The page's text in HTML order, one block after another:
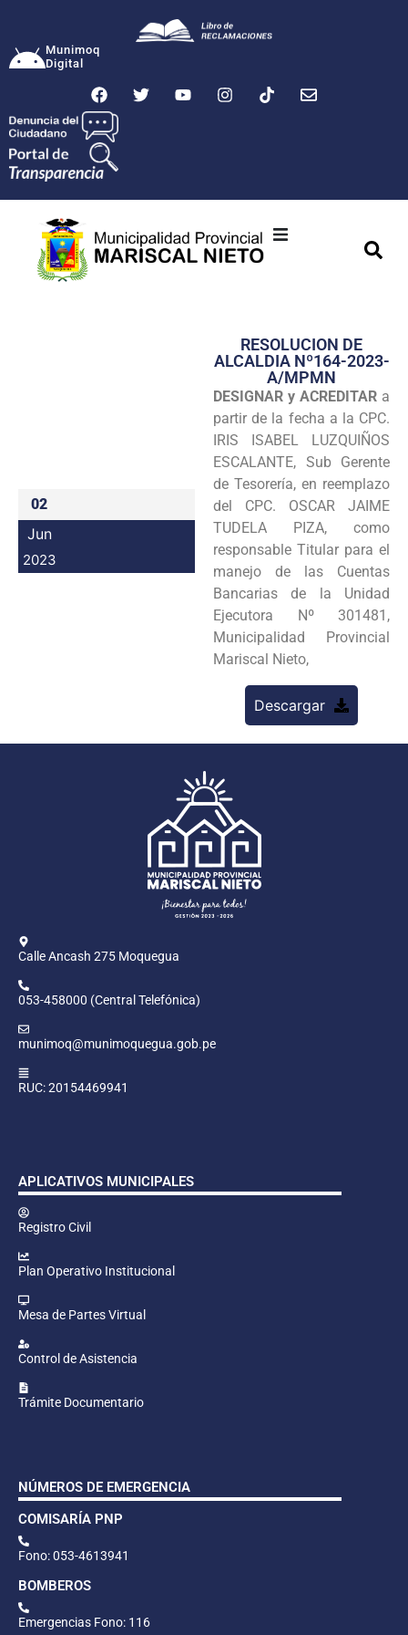
Munimoq
Digital
Transparencia
Seguridad
Programas
Intranet
02
Jun
2023
RESOLUCION DE
ALCALDIA Nº164-2023-
A/MPMN
DESIGNAR y ACREDITAR a
partir de la fecha a la CPC.
IRIS ISABEL LUZQUIÑOS
ESCALANTE, Sub Gerente
de Tesorería, en reemplazo
del CPC. OSCAR JAIME
TUDELA PIZA, como
responsable Titular para el
manejo de las Cuentas
Bancarias de la Unidad
Ejecutora Nº 301481,
Municipalidad Provincial
Mariscal Nieto,
Descargar
Calle Ancash 275 Moquegua
053-458000 (Central Telefónica)
munimoq@munimoquegua.gob.pe
RUC: 20154469941
APLICATIVOS MUNICIPALES
Registro Civil
Plan Operativo Institucional
Mesa de Partes Virtual
Control de Asistencia
Trámite Documentario
NÚMEROS DE EMERGENCIA
COMISARÍA PNP
Fono: 053-4613941
BOMBEROS
Emergencias Fono: 116